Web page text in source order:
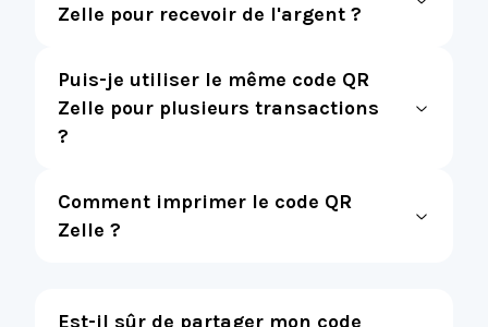
Zelle pour recevoir de l'argent ?
Puis-je utiliser le même code QR
Zelle pour plusieurs transactions
?
Comment imprimer le code QR
Zelle ?
Est-il sûr de partager mon code